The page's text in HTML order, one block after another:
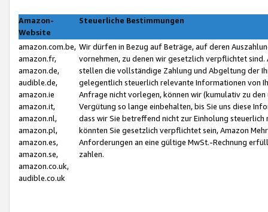
Amazon-
Website
Steuerliche Bestimmungen
amazon.com.be,
amazon.fr,
amazon.de,
audible.de,
amazon.ie
amazon.it,
amazon.nl,
amazon.pl,
amazon.es,
amazon.se,
amazon.co.uk,
audible.co.uk
Wir dürfen in Bezug auf Beträge, auf deren
vornehmen, zu denen wir gesetzlich verpflichtet
stellen die vollständige Zahlung und Abgeltung der
gelegentlich steuerlich relevante Informationen von
Anfrage nicht vorlegen, können wir (kumulativ zu
Vergütung so lange einbehalten, bis Sie uns diese
dass wir Sie betreffend nicht zur Einholung
könnten Sie gesetzlich verpflichtet sein, Amazon
Anforderungen an eine gültige MwSt.-Rechnung
zahlen.